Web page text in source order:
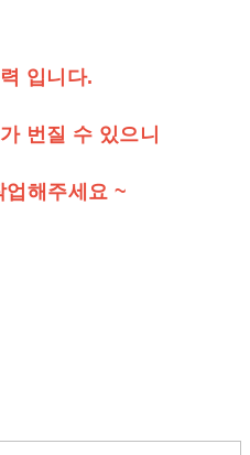
입니다.
번질 수 있으니
업해주세요 ~